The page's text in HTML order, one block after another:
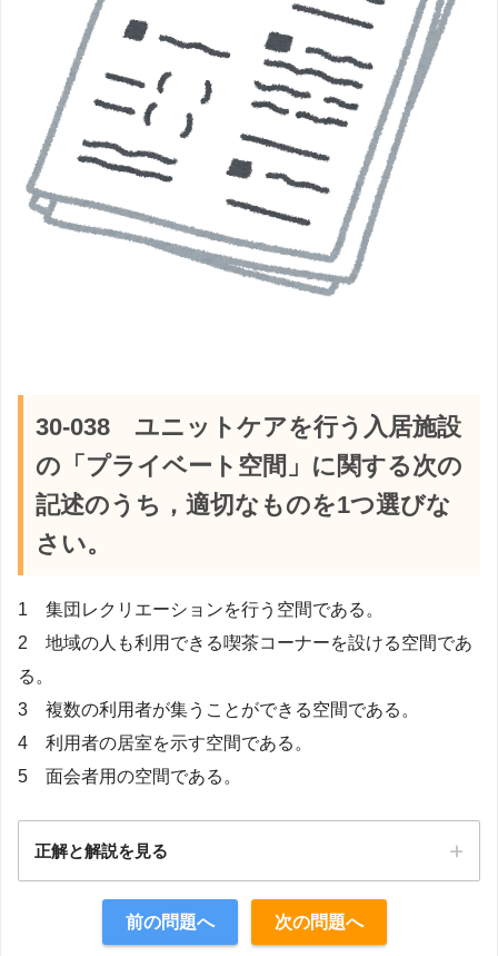
30-038 ユニットケアを行う入居施設
の「プライベート空間」に関する次の
記述のうち，適切なものを1つ選びな
さい。
1 集団レクリエーションを行う空間である。
2 地域の人も利用できる喫茶コーナーを設ける空間であ
る。
3 複数の利用者が集うことができる空間である。
4 利用者の居室を示す空間である。
5 面会者用の空間である。
正解と解説を見る
前の問題へ 次の問題へ